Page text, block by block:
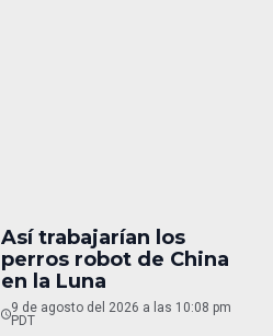
Así trabajarían los
perros robot de China
en la Luna
9 de agosto del 2026 a las 10:08 pm
PDT